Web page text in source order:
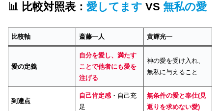
📊 比較対照表： 愛してます VS 無私の愛
比較軸 斎藤一人 黄輝光一
愛の定義
自分を愛し、満たす
ことで他者にも愛を
注げる
神の愛を受け入れ、
無私に与えること
到達点
自己肯定感 ・自己充
足
無条件の愛と奉仕(見
返りを求めない愛)